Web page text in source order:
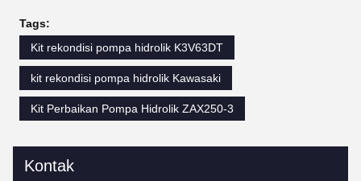
Tags:
Kit rekondisi pompa hidrolik K3V63DT
kit rekondisi pompa hidrolik Kawasaki
Kit Perbaikan Pompa Hidrolik ZAX250-3
Kontak